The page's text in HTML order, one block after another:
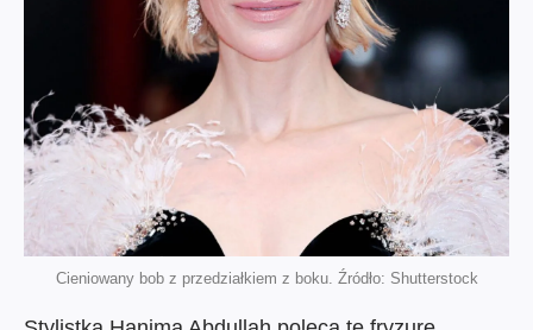
Cieniowany bob z przedziałkiem z boku. Źródło: Shutterstock